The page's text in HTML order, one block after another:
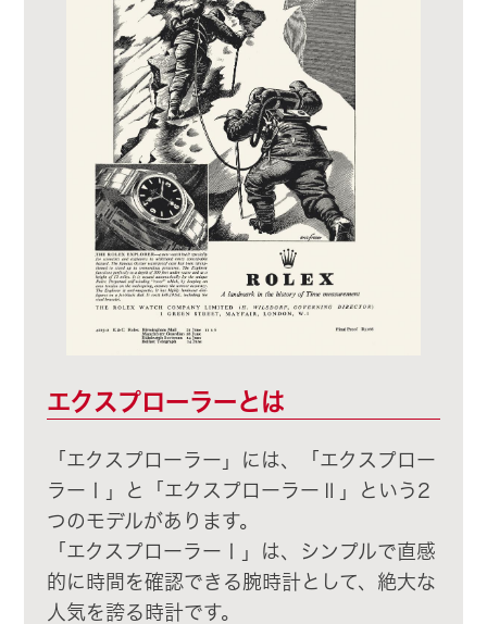
エクスプローラーとは
「エクスプローラー」には、「エクスプロー
ラーⅠ」と「エクスプローラーⅡ」という2
つのモデルがあります。
「エクスプローラーⅠ」は、シンプルで直感
的に時間を確認できる腕時計として、絶大な
人気を誇る時計です。